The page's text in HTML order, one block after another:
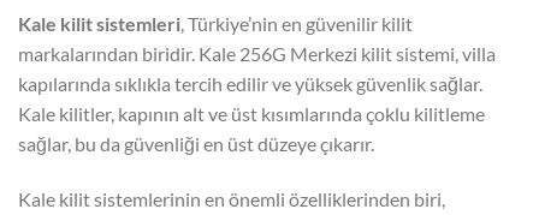
Kale kilit sistemleri, Türkiye’nin en güvenilir kilit
markalarından biridir. Kale 256G Merkezi kilit sistemi, villa
kapılarında sıklıkla tercih edilir ve yüksek güvenlik sağlar.
Kale kilitler, kapının alt ve üst kısımlarında çoklu kilitleme
sağlar, bu da güvenliği en üst düzeye çıkarır.
Kale kilit sistemlerinin en önemli özelliklerinden biri,